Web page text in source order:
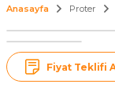
Anasayfa Proter
Fiyat Teklifi